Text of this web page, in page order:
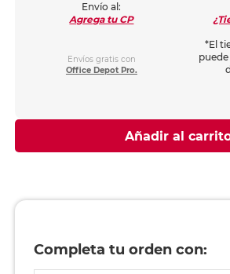
Envío al:
Agrega tu CP
Envíos gratis con
Office Depot Pro.
*El
puede
Añadir al
Completa tu orden con: